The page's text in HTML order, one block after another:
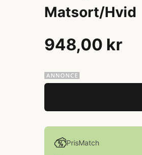
Matsort/Hvid
948,00 kr
PrisMatch